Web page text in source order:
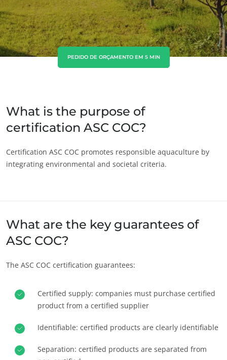
Sobre nós
Notícias
Carreiras
África do Sul (inglês)
Ásia
China (chinês)
Índia (inglês)
América
Argentina (espanhol)
Brasil (português)
Canadá (inglês)
Colômbia (espanhol)
México (espanhol)
Alemanha (alemão)
Espanha (espanhol)
PEDIDO DE ORÇAMENTO EM 5 MIN
What is the purpose of
certification ASC COC?
Certification ASC COC promotes responsible aquaculture by
integrating environmental and societal criteria.
What are the key guarantees of
ASC COC?
The ASC COC certification guarantees:
Certified supply: companies must purchase certified
product from a certified supplier
Identifiable: certified products are clearly identifiable
Separation: certified products are separated from